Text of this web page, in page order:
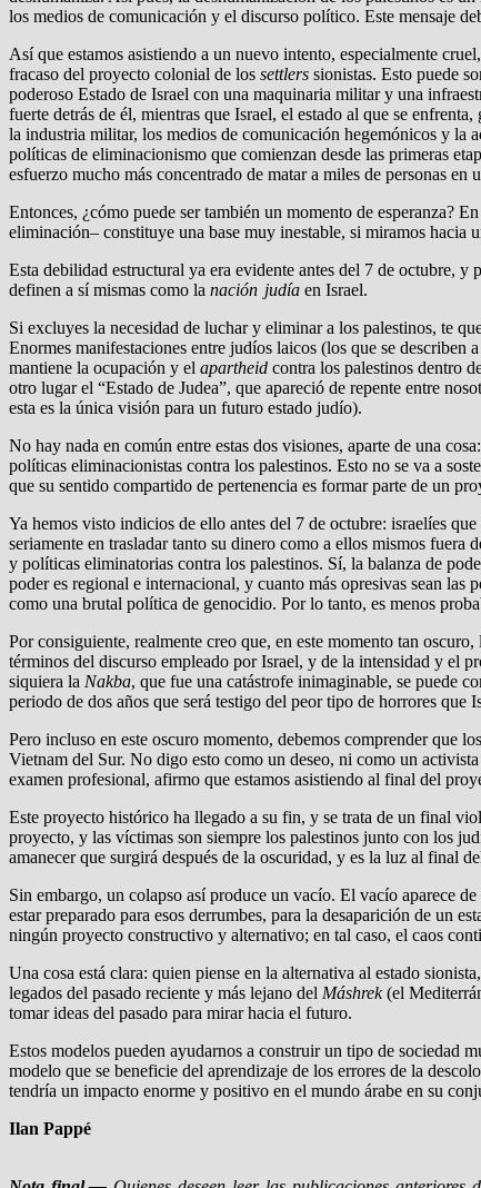
los medios de comunicación y el discurso político. Este mensaje
Así que estamos asistiendo a un nuevo intento, especialmente
fracaso del proyecto colonial de los settlers sionistas. Esto puede
poderoso Estado de Israel con una maquinaria militar y una
fuerte detrás de él, mientras que Israel, el estado al que se
la industria militar, los medios de comunicación hegemónicos y la
políticas de eliminacionismo que comienzan desde las primeras
esfuerzo mucho más concentrado de matar a miles de personas
Entonces, ¿cómo puede ser también un momento de esperanza?
eliminación– constituye una base muy inestable, si miramos hacia
Esta debilidad estructural ya era evidente antes del 7 de octubre,
definen a sí mismas como la nación judía en Israel.
Si excluyes la necesidad de luchar y eliminar a los palestinos, te
Enormes manifestaciones entre judíos laicos (los que se
mantiene la ocupación y el apartheid contra los palestinos dentro
otro lugar el “Estado de Judea”, que apareció de repente entre
esta es la única visión para un futuro estado judío).
No hay nada en común entre estas dos visiones, aparte de una
políticas eliminacionistas contra los palestinos. Esto no se va a
que su sentido compartido de pertenencia es formar parte de un
Ya hemos visto indicios de ello antes del 7 de octubre: israelíes
seriamente en trasladar tanto su dinero como a ellos mismos
y políticas eliminatorias contra los palestinos. Sí, la balanza de
poder es regional e internacional, y cuanto más opresivas sean
como una brutal política de genocidio. Por lo tanto, es menos
Por consiguiente, realmente creo que, en este momento tan
términos del discurso empleado por Israel, y de la intensidad y el
siquiera la Nakba, que fue una catástrofe inimaginable, se puede
periodo de dos años que será testigo del peor tipo de horrores que
Pero incluso en este oscuro momento, debemos comprender que
Vietnam del Sur. No digo esto como un deseo, ni como un
examen profesional, afirmo que estamos asistiendo al final del
Este proyecto histórico ha llegado a su fin, y se trata de un final
proyecto, y las víctimas son siempre los palestinos junto con los
amanecer que surgirá después de la oscuridad, y es la luz al final
Sin embargo, un colapso así produce un vacío. El vacío aparece
estar preparado para esos derrumbes, para la desaparición de un
ningún proyecto constructivo y alternativo; en tal caso, el caos
Una cosa está clara: quien piense en la alternativa al estado
legados del pasado reciente y más lejano del Máshrek(el
tomar ideas del pasado para mirar hacia el futuro.
Estos modelos pueden ayudarnos a construir un tipo de sociedad
modelo que se beneficie del aprendizaje de los errores de la
tendría un impacto enorme y positivo en el mundo árabe en su
Ilan Pappé